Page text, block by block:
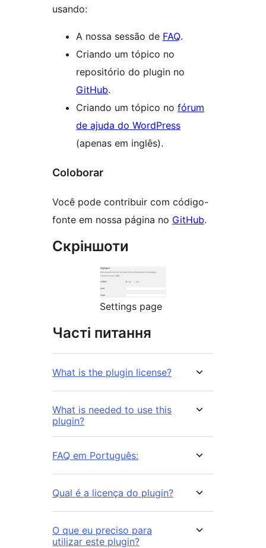
usando:
A nossa sessão de FAQ.
Criando um tópico no
repositório do plugin no
GitHub.
Criando um tópico no fórum
de ajuda do WordPress
(apenas em inglês).
Coloborar
Você pode contribuir com código-
fonte em nossa página no GitHub.
Скріншоти
Settings page
Часті питання
What is the plugin license?
What is needed to use this
plugin?
FAQ em Português:
Qual é a licença do plugin?
O que eu preciso para
utilizar este plugin?